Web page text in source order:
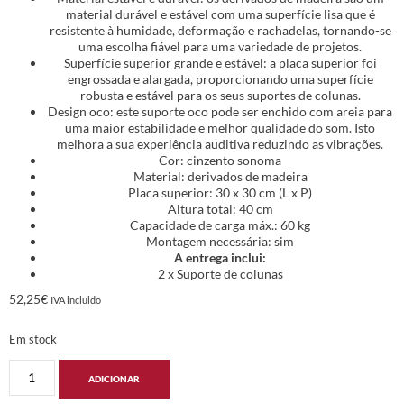
material durável e estável com uma superfície lisa que é
resistente à humidade, deformação e rachadelas, tornando-se
uma escolha fiável para uma variedade de projetos.
Superfície superior grande e estável: a placa superior foi
engrossada e alargada, proporcionando uma superfície
robusta e estável para os seus suportes de colunas.
Design oco: este suporte oco pode ser enchido com areia para
uma maior estabilidade e melhor qualidade do som. Isto
melhora a sua experiência auditiva reduzindo as vibrações.
Cor: cinzento sonoma
Material: derivados de madeira
Placa superior: 30 x 30 cm (L x P)
Altura total: 40 cm
Capacidade de carga máx.: 60 kg
Montagem necessária: sim
A entrega inclui:
2 x Suporte de colunas
52,25€ IVA incluido
Em stock
ADICIONAR